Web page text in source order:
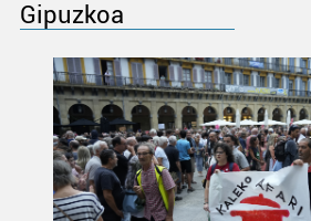
Gipuzkoa